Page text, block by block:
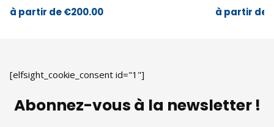
à partir de €200.00 à partir de
[elfsight_cookie_consent id="1"]
Abonnez-vous à la newsletter !